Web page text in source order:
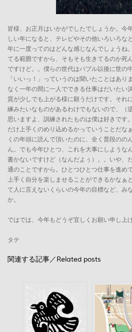
皆様、お正月はいかがでしたでしょうか。今
しい年になると、テレビやその他いろいろな
年に一度ってのはどんな感じなんでしょうね
てる範囲ですから、そもそも生きてるのか死
ですけど。。僕らの世代はバブル以後に世の
「いいっ！」っていうのは聞いたことはあ
なく一年の間に一人でできる仕事はだいたい
質が少しでも上がる様に願うだけです。それ
練みたいなものがあるわけでもないので、（
思いますよ、訓練されたものは僕は好きです
だけ上手くのめり込めるかっていうことだな
くの年頭に読んで頂いたのに、全く普段のの
ん。でも今年ひとつ、これを大事にしような
書かないですけど（なんだよぅ）。。いや、
通のことですから。ひとつひとつ仕事を進め
上手く自分を楽しませることができるかな
て人に言えないくらいの今年の目標など、み
か。
ではでは、今年もどうぞ宜しくお願い申し上げ
タテ
関連する記事／Related posts